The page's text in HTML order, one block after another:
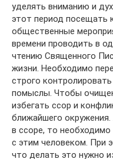
уделять вниманию и
этот период посещать
общественные
времени проводить в
чтению Священного
жизни. Необходимо
строго
помыслы. Чтобы
избегать ссор и
ближайшего
в ссоре, то
с этим человеком. При
что делать это нужно